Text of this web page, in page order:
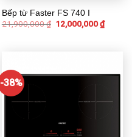
Bếp từ Faster FS 740 I
21,900,000₫ 12,000,000₫
-38%